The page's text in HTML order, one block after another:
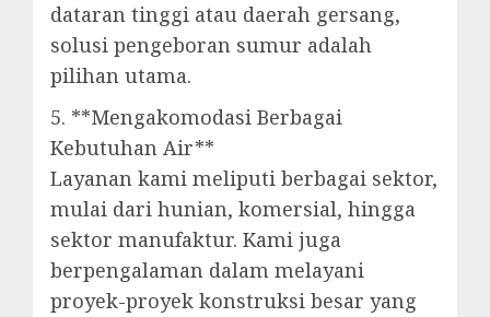
dataran tinggi atau daerah gersang,
solusi pengeboran sumur adalah
pilihan utama.
5. **Mengakomodasi Berbagai
Kebutuhan Air**
Layanan kami meliputi berbagai sektor,
mulai dari hunian, komersial, hingga
sektor manufaktur. Kami juga
berpengalaman dalam melayani
proyek-proyek konstruksi besar yang